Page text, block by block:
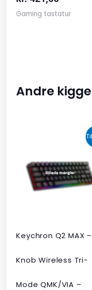
Gaming tastatur
Andre
Keychron Q2 MAX –
Knob Wireless Tri-
Mode QMK/VIA –
pris
var:
kr.
Den
pris
er:
kr.